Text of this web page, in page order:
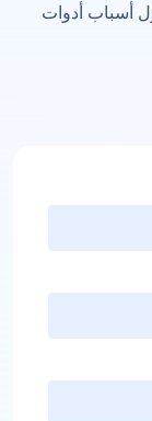
أسباب أدوات